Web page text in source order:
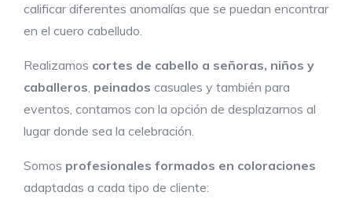
calificar diferentes anomalías que se puedan encontrar
en el cuero cabelludo.
Realizamos cortes de cabello a señoras, niños y
caballeros, peinados casuales y también para
eventos, contamos con la opción de desplazarnos al
lugar donde sea la celebración.
Somos profesionales formados en coloraciones
adaptadas a cada tipo de cliente: